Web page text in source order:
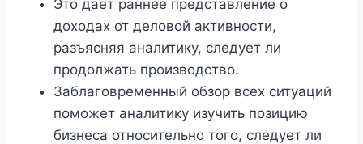
Это дает раннее представление о
доходах от деловой активности,
разъясняя аналитику, следует ли
продолжать производство.
Заблаговременный обзор всех ситуаций
поможет аналитику изучить позицию
бизнеса относительно того, следует ли